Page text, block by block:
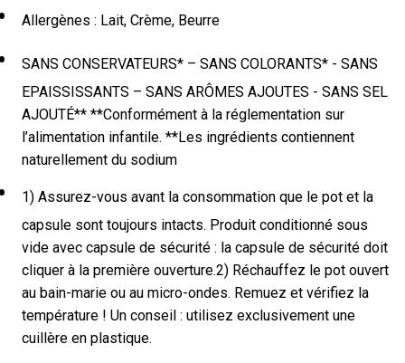
Allergènes : Lait, Crème, Beurre
SANS CONSERVATEURS* – SANS COLORANTS* - SANS
EPAISSISSANTS – SANS ARÔMES AJOUTES - SANS SEL
AJOUTÉ** **Conformément à la réglementation sur
l’alimentation infantile. **Les ingrédients contiennent
naturellement du sodium
1) Assurez-vous avant la consommation que le pot et la
capsule sont toujours intacts. Produit conditionné sous
vide avec capsule de sécurité : la capsule de sécurité doit
cliquer à la première ouverture.2) Réchauffez le pot ouvert
au bain-marie ou au micro-ondes. Remuez et vérifiez la
température ! Un conseil : utilisez exclusivement une
cuillère en plastique.